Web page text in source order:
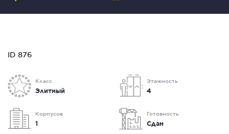
ID 876
Класс
Элитный
Этажность
4
Корпусов
1
Готовность
Сдан